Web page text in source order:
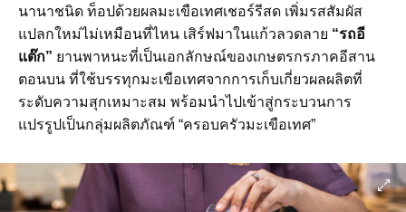
นานาชนิด ท็อปด้วยผลมะเขือเทศเชอร์รีสด เพิ่มรสสัมผัส
แปลกใหม่ไม่เหมือนที่ไหน เสิร์ฟมาในแก้วลวดลาย “รถอี
แต๊ก” ยานพาหนะที่เป็นเอกลักษณ์ของเกษตรกรภาคอีสาน
ตอนบน ที่ใช้บรรทุกมะเขือเทศจากการเก็บเกี่ยวผลผลิตที่
ระดับความสุกเหมาะสม พร้อมนำไปเข้าสู่กระบวนการ
แปรรูปเป็นกลุ่มผลิตภัณฑ์ “ครอบครัวมะเขือเทศ”